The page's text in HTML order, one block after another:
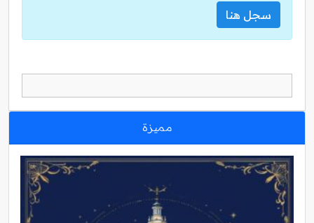
سجل هنا
مميزة